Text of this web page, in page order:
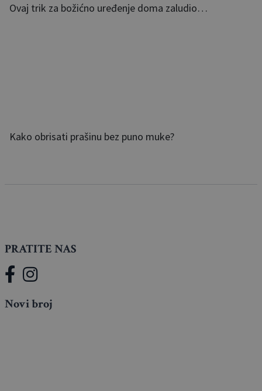
Ovaj trik za božićno uređenje doma zaludio…
Kako obrisati prašinu bez puno muke?
PRATITE NAS
Novi broj